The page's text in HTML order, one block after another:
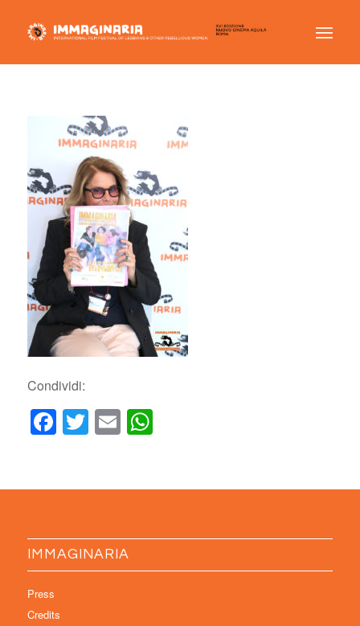
Condividi:
Facebook
Twitter
EmailWhatsApp
IMMAGINARIA
Press
Credits